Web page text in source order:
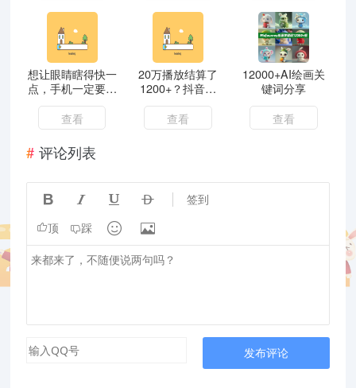
想让眼睛瞎得快一
点，手机一定要这
么设置！！！
查看
20万播放结算了
1200+？抖音星
图，0粉丝入驻接
广告，搬运就能有
收益！
查看
12000+AI绘画关
键词分享
查看
评论列表
    签到
顶 踩  
发布评论